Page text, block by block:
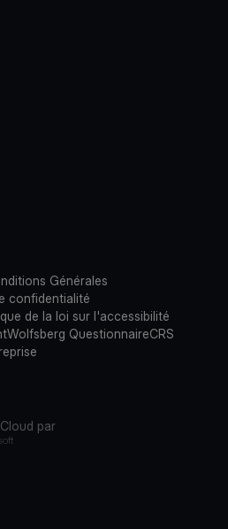
Générales
confidentialité
de la loi sur l'accessibilité
Wolfsberg QuestionnaireCRS
par